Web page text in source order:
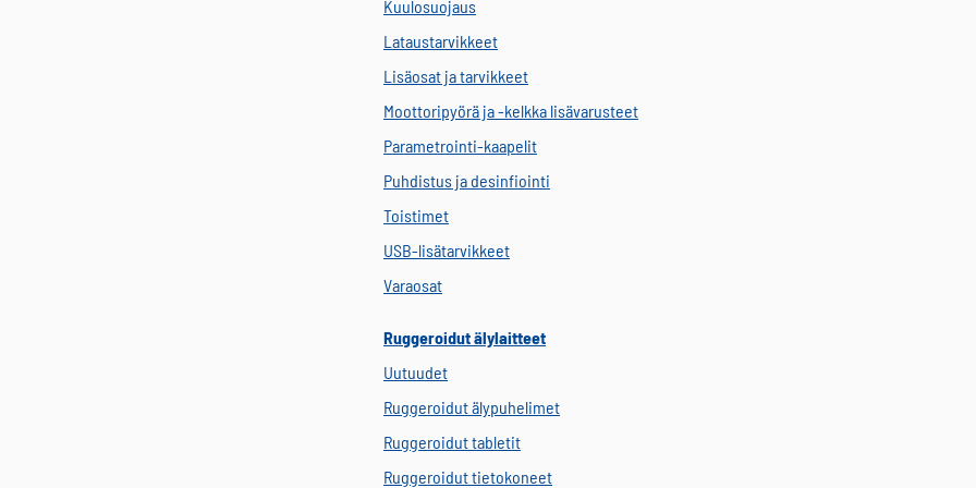
Kuulosuojaus
Lataustarvikkeet
Lisäosat ja tarvikkeet
Moottoripyörä ja -kelkka lisävarusteet
Parametrointi-kaapelit
Puhdistus ja desinfiointi
Toistimet
USB-lisätarvikkeet
Varaosat
Ruggeroidut älylaitteet
Uutuudet
Ruggeroidut älypuhelimet
Ruggeroidut tabletit
Ruggeroidut tietokoneet